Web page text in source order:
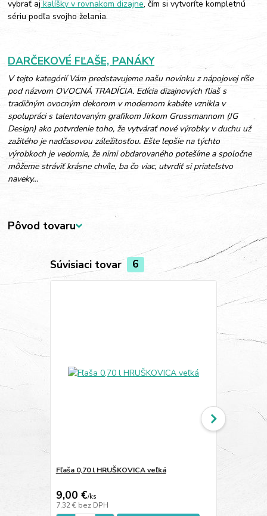
vybrať aj kalíšky v rovnakom dizajne, čím si vytvoríte kompletnú
sériu podľa svojho želania.
DARČEKOVÉ FĽAŠE, PANÁKY
V tejto kategórií Vám predstavujeme našu novinku z nápojovej ríše
pod názvom OVOCNÁ TRADÍCIA. Edícia dizajnových fliaš s
tradičným ovocným dekorom v modernom kabáte vznikla v
spolupráci s talentovaným grafikom Jirkom Grussmannom (JG
Design) ako potvrdenie toho, že vytvárať nové výrobky v duchu už
zažitého je nadčasovou záležitosťou. Ešte lepšie na týchto
výrobkoch je vedomie, že nimi obdarovaného potešíme a spoločne
môžeme stráviť krásne chvíle, ba čo viac, utvrdiť si priateľstvo
naveky...
Pôvod tovaru
Súvisiaci tovar 6
Fľaša 0,70 l HRUŠKOVICA veľká
9,00 €/ks
7,32 € bez DPH